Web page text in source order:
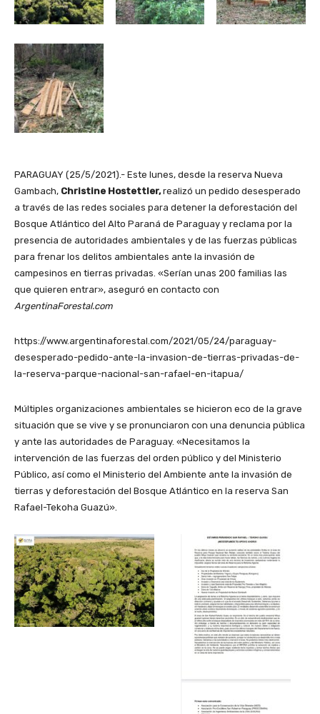
PARAGUAY (25/5/2021).- Este lunes, desde la reserva Nueva
Gambach, Christine Hostettler,realizó un pedido desesperado
a través de las redes sociales para detener la deforestación del
Bosque Atlántico del Alto Paraná de Paraguay y reclama por la
presencia de autoridades ambientales y de las fuerzas públicas
para frenar los delitos ambientales ante la invasión de
campesinos en tierras privadas. «Serían unas 200 familias las
que quieren entrar», aseguró en contacto con
ArgentinaForestal.com
https://www.argentinaforestal.com/2021/05/24/paraguay-
desesperado-pedido-ante-la-invasion-de-tierras-privadas-de-
la-reserva-parque-nacional-san-rafael-en-itapua/
Múltiples organizaciones ambientales se hicieron eco de la grave
situación que se vive y se pronunciaron con una denuncia pública
y ante las autoridades de Paraguay. «Necesitamos la
intervención de las fuerzas del orden público y del Ministerio
Público, así como el Ministerio del Ambiente ante la invasión de
tierras y deforestación del Bosque Atlántico en la reserva San
Rafael-Tekoha Guazú».